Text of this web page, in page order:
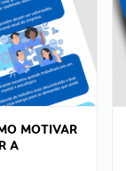
MOTIVAR
A